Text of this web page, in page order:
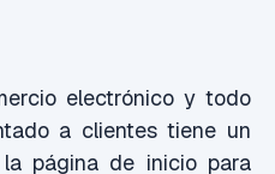
electrónico y todo
a clientes tiene un
página de inicio para